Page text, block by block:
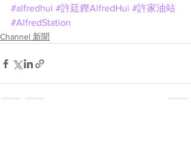
#alfredhui #許廷鏗AlfredHui #許家油站
#AlfredStation
Channel 新聞